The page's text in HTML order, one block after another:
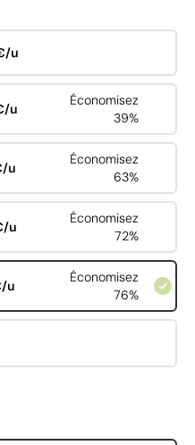
u
u
Économisez
39%
u
Économisez
63%
u
Économisez
72%
u
Économisez
76%